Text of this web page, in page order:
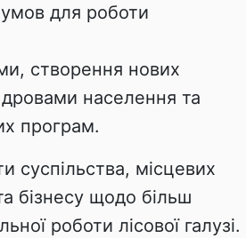
для роботи
створення нових
населення та
програм.
суспільства, місцевих
бізнесу щодо більш
роботи лісової галузі.